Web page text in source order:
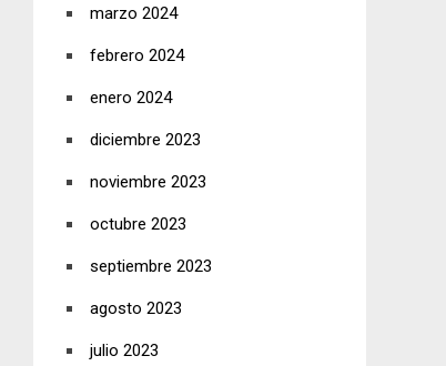
marzo 2024
febrero 2024
enero 2024
diciembre 2023
noviembre 2023
octubre 2023
septiembre 2023
agosto 2023
julio 2023